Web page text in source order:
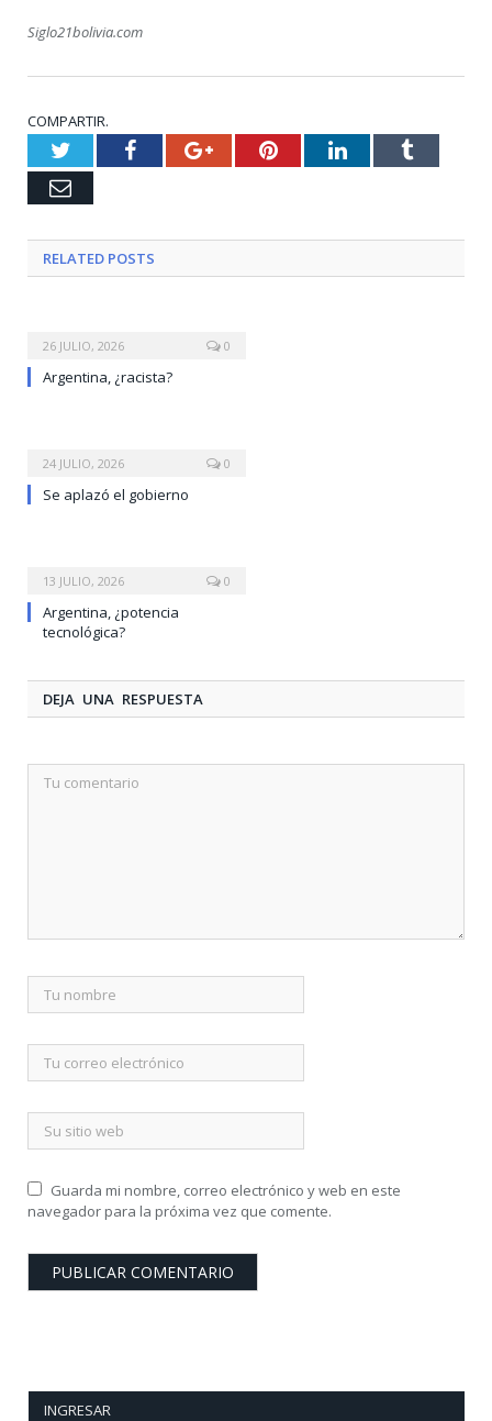
Siglo21bolivia.com
COMPARTIR.
TwitterFacebookGoogle+PinterestLinkedInTumblr
Email
RELATED POSTS
26 JULIO, 2026 0
Argentina, ¿racista?
24 JULIO, 2026 0
Se aplazó el gobierno
13 JULIO, 2026 0
Argentina, ¿potencia
tecnológica?
DEJA UNA RESPUESTA
Guarda mi nombre, correo electrónico y web en este
navegador para la próxima vez que comente.
INGRESAR